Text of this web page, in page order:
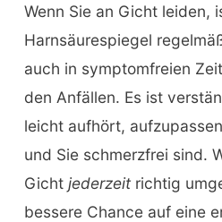
Wenn Sie an Gicht leiden,
Harnsäurespiegel
auch in symptomfreien
den Anfällen. Es ist
leicht aufhört,
und Sie schmerzfrei sind.
Gicht jederzeit richtig
bessere Chance auf eine